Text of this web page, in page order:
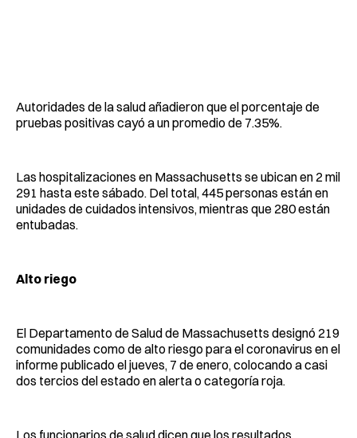
Autoridades de la salud añadieron que el porcentaje de
pruebas positivas cayó a un promedio de 7.35%.
Las hospitalizaciones en Massachusetts se ubican en 2 mil
291 hasta este sábado. Del total, 445 personas están en
unidades de cuidados intensivos, mientras que 280 están
entubadas.
Alto riego
El Departamento de Salud de Massachusetts designó 219
comunidades como de alto riesgo para el coronavirus en el
informe publicado el jueves, 7 de enero, colocando a casi
dos tercios del estado en alerta o categoría roja.
Los funcionarios de salud dicen que los resultados